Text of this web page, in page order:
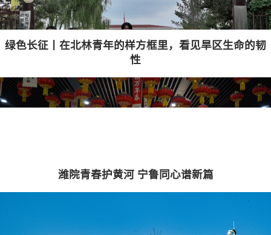
绿色长征丨在北林青年的样方框里，看见旱区生命的韧
性
潍院青春护黄河 宁鲁同心谱新篇